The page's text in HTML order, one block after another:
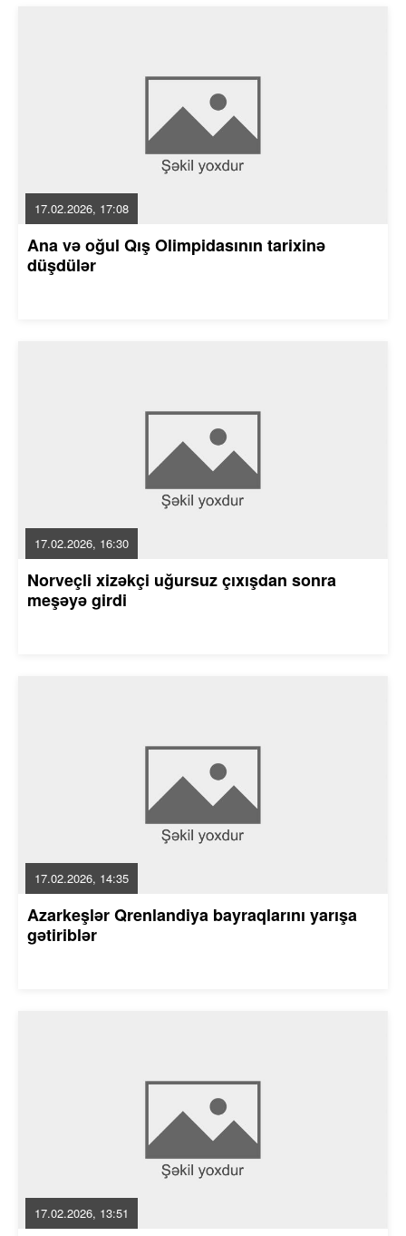
17.02.2026, 17:08
Ana və oğul Qış Olimpidasının tarixinə
düşdülər
17.02.2026, 16:30
Norveçli xizəkçi uğursuz çıxışdan sonra
meşəyə girdi
17.02.2026, 14:35
Azarkeşlər Qrenlandiya bayraqlarını yarışa
gətiriblər
17.02.2026, 13:51